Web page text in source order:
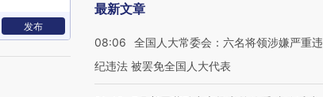
发布
最新文章
08:06
全国人大常委会：六名将领涉嫌严重违
纪违法 被罢免全国人大代表